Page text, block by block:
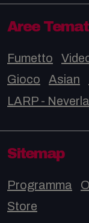
Aree
Fumetto
Gioco
Asian
LARP -
Sitemap
Programma
Store